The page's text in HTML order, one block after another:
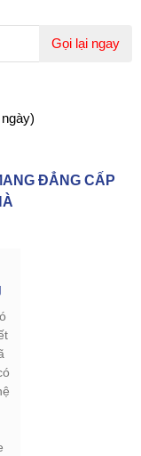
Gọi lại ngay
ĐẲNG CẤP